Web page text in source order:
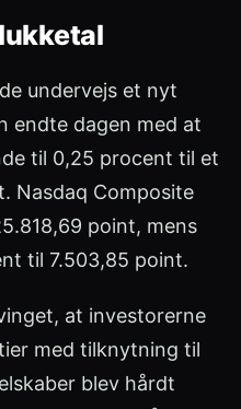
undervejs et nyt
endte dagen med at
til 0,25 procent til et
Nasdaq Composite
point, mens
til 7.503,85 point.
at investorerne
med tilknytning til
blev hårdt